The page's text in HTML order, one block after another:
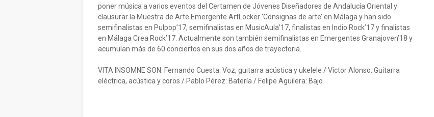
poner música a varios eventos del Certamen de Jóvenes Diseñadores de Andalucía Oriental y
clausurar la Muestra de Arte Emergente ArtLocker ‘Consignas de arte’ en Málaga y han sido
semifinalistas en Pulpop’17, semifinalistas en MusicAula’17, finalistas en Indio Rock’17 y finalistas
en Málaga Crea Rock’17. Actualmente son también semifinalistas en Emergentes Granajoven’18 y
acumulan más de 60 conciertos en sus dos años de trayectoria.
VITA INSOMNE SON: Fernando Cuesta: Voz, guitarra acústica y ukelele / Víctor Alonso: Guitarra
eléctrica, acústica y coros / Pablo Pérez: Batería / Felipe Aguilera: Bajo